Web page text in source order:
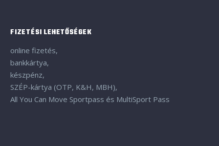
FIZETÉSI LEHETŐSÉGEK
online fizetés,
bankkártya,
készpénz,
SZÉP-kártya (OTP, K&H, MBH),
All You Can Move Sportpass és MultiSport Pass